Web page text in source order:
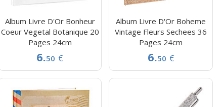
Album Livre D'Or Bonheur
Coeur Vegetal Botanique 20
Pages 24cm
6.50 €
Album Livre D'Or Boheme
Vintage Fleurs Sechees 36
Pages 24cm
6.50 €